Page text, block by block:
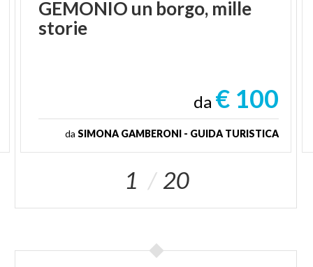
GEMONIO un borgo, mille
storie
da € 100
da SIMONA GAMBERONI - GUIDA TURISTICA
1 20